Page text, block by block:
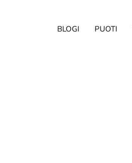
BLOGI PUOTI